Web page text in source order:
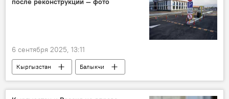
6 сентября 2025, 13:11
Кыргызстан
Балыкчи
Садыр Жапаров
автовокзал
ремонт